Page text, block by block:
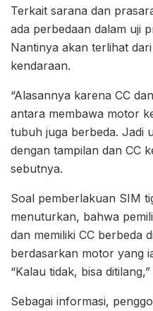
Terkait sarana dan
ada perbedaan dalam uji
Nantinya akan terlihat
kendaraan.
“Alasannya karena CC
antara membawa motor
tubuh juga berbeda. Jadi
dengan tampilan dan CC
sebutnya.
Soal pemberlakuan SIM
menuturkan, bahwa
dan memiliki CC berbeda
berdasarkan motor yang
“Kalau tidak, bisa
Sebagai informasi,